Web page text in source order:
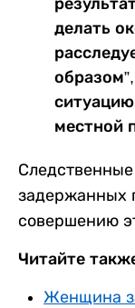
делать
местной
задержанных
совершению
Читайте
Женщина